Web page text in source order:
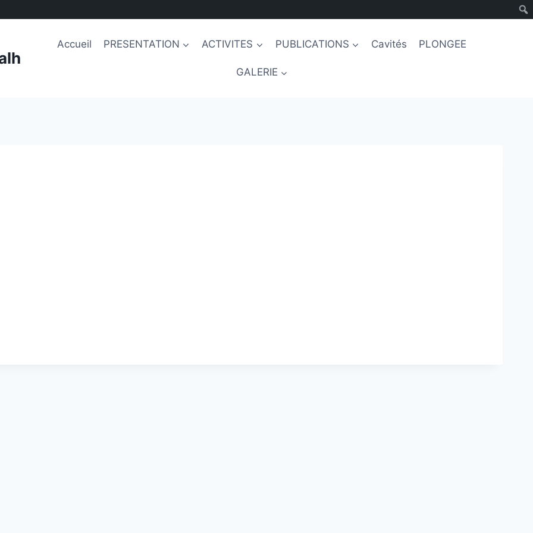
Accueil PRESENTATION ACTIVITES PUBLICATIONS Cavités PLONGEE
GALERIE